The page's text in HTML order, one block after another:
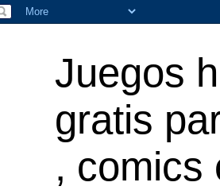
Juegos
gratis
, comics